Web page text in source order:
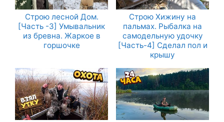
Строю лесной Дом.
[Часть -3] Умывальник
из бревна. Жаркое в
горшочке
Строю Хижину на
пальмах. Рыбалка на
самодельную удочку
[Часть-4] Сделал пол и
крышу